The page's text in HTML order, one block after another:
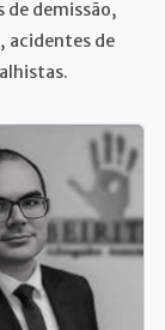
de demissão,
acidentes de